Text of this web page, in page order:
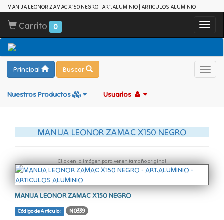
MANIJA LEONOR ZAMAC X150 NEGRO | ART.ALUMINIO | ARTICULOS ALUMINIO
Carrito 0
Principal Buscar
Nuestros Productos Usuarios
MANIJA LEONOR ZAMAC X150 NEGRO
Click en la imágen para ver en tamaño original
MANIJA LEONOR ZAMAC X150 NEGRO
Código de Artículo: N0339